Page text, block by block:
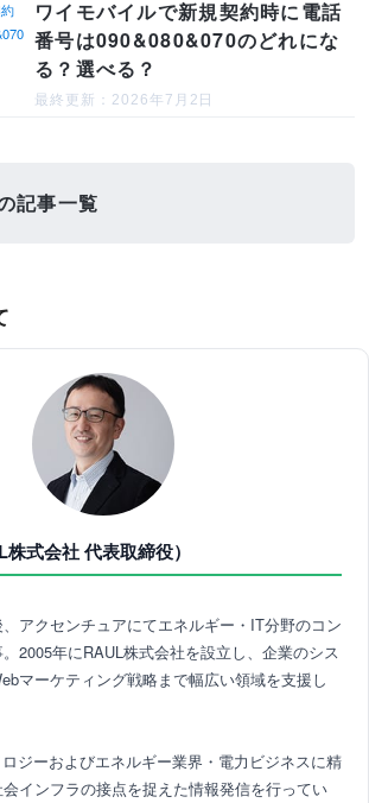
ワイモバイルで新規契約時に電話
番号は090&080&070のどれにな
る？選べる？
最終更新：2026年7月2日
記事一覧
式会社 代表取締役）
アクセンチュアにてエネルギー・IT分野のコン
2005年にRAUL株式会社を設立し、企業のシス
マーケティング戦略まで幅広い領域を支援し
ジーおよびエネルギー業界・電力ビジネスに精
インフラの接点を捉えた情報発信を行ってい